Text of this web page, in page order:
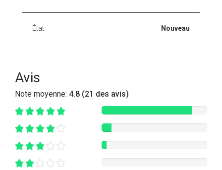
État Nouveau
Avis
Note moyenne: 4.8 (21 des avis)